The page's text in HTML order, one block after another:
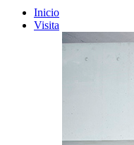
Inicio
Visita